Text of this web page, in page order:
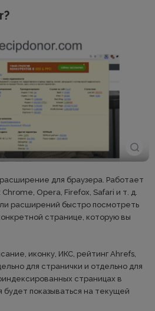
для браузера. Работает
Opera, Firefox, Safari и т. д.
расширений быстро посмотреть
странице, которую вы
иконку, ИКС, рейтинг Ahrefs,
для странички и отдельно для
страницах в
показываться на текущей